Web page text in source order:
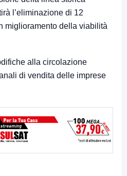
l’eliminazione di 12
miglioramento della viabilità
alla circolazione
di vendita delle imprese